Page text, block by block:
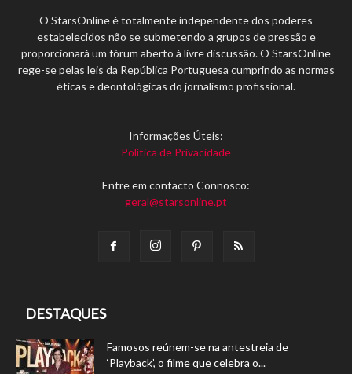
O StarsOnline é totalmente independente dos poderes
estabelecidos não se submetendo a grupos de pressão e
proporcionará um fórum aberto à livre discussão. O StarsOnline
rege-se pelas leis da República Portuguesa cumprindo as normas
éticas e deontológicas do jornalismo profissional.
Informações Úteis:
Política de Privacidade
Entre em contacto Connosco:
geral@starsonline.pt
DESTAQUES
Famosos reúnem-se na antestreia de
‘Playback’, o filme que celebra o...